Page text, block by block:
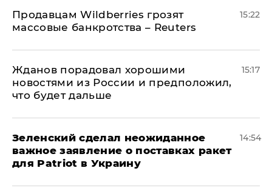
Продавцам Wildberries грозят
массовые банкротства – Reuters
15:22
Жданов порадовал хорошими
новостями из России и предположил,
что будет дальше
15:17
Зеленский сделал неожиданное
важное заявление о поставках ракет
для Patriot в Украину
14:54